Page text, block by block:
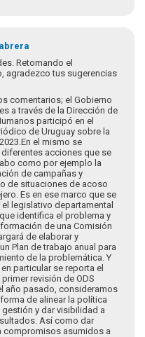
Retomando el
agradezco tus sugerencias
comentarios; el Gobierno
a través de la Dirección de
participó en el
de Uruguay sobre la
el mismo se
acciones que se
como por ejemplo la
de campañas y
de situaciones de acoso
Es en ese marco que se
legislativo departamental
identifica el problema y
de una Comisión
de elaborar y
Plan de trabajo anual para
de la problemática. Y
particular se reporta el
primer revisión de ODS
año pasado, consideramos
de alinear la política
y dar visibilidad a
Así como dar
compromisos asumidos a